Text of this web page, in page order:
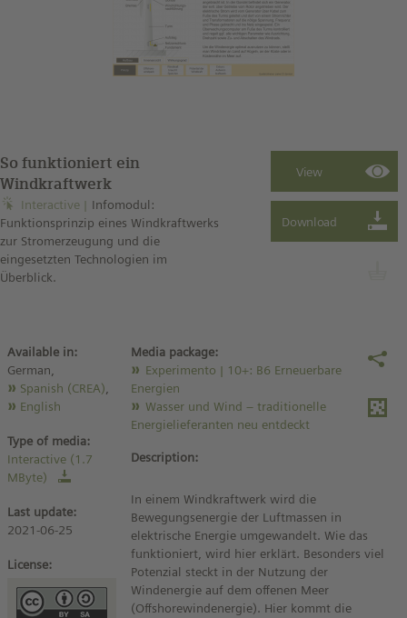
So funktioniert ein
Windkraftwerk
Interactive
Infomodul:
Funktionsprinzip eines Windkraftwerks
zur Stromerzeugung und die
eingesetzten Technologien im
Überblick.
Available in:
German,
Spanish (CREA)
English
Type of media:
Interactive (1.7
MByte)
Last update:
2021-06-25
License:
Media package:
Experimento | 10+: B6 Erneuerbare
Energien
Wasser und Wind – traditionelle
Energielieferanten neu entdeckt
Description:
In einem Windkraftwerk wird die
Bewegungsenergie der Luftmassen in
elektrische Energie umgewandelt. Wie das
funktioniert, wird hier erklärt. Besonders viel
Potenzial steckt in der Nutzung der
Windenergie auf dem offenen Meer
(Offshorewindenergie). Hier kommt die